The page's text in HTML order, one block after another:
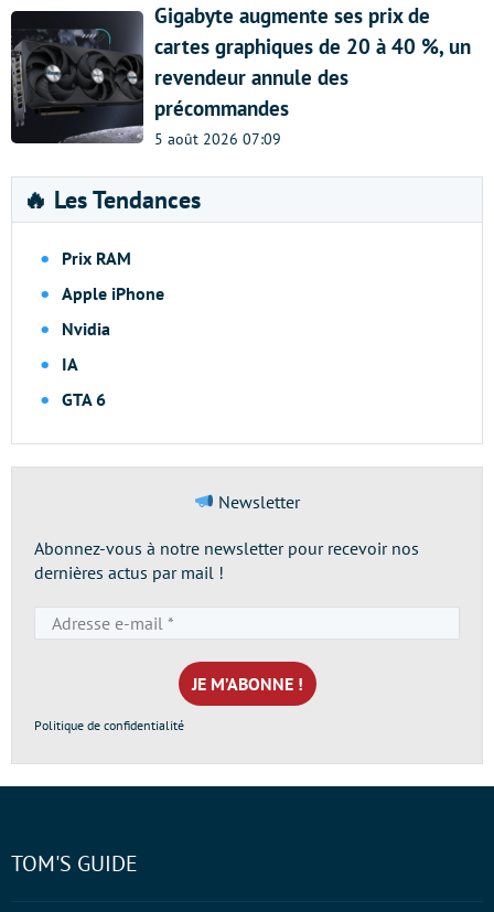
Gigabyte augmente ses prix de
cartes graphiques de 20 à 40 %, un
revendeur annule des
précommandes
5 août 2026 07:09
🔥 Les Tendances
Prix RAM
Apple iPhone
Nvidia
IA
GTA 6
Newsletter
Abonnez-vous à notre newsletter pour recevoir nos
dernières actus par mail !
e-
mail
*
Politique de confidentialité
TOM'S GUIDE